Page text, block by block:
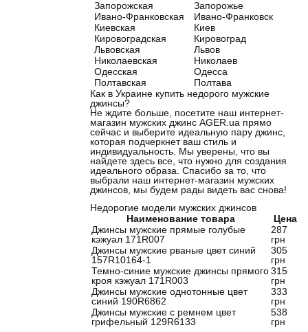
Запорожская
Запорожье
Ивано-Франковская
Ивано-Франковск
Киевская
Киев
Кировоградская
Кировоград
Львовская
Львов
Николаевская
Николаев
Одесская
Одесса
Полтавская
Полтава
Как в Украине купить недорого мужские
джинсы?
Не ждите больше, посетите наш интернет-
магазин мужских джинс AGER.ua прямо
сейчас и выберите идеальную пару джинс,
которая подчеркнет ваш стиль и
индивидуальность. Мы уверены, что вы
найдете здесь все, что нужно для создания
идеального образа. Спасибо за то, что
выбрали наш интернет-магазин мужских
джинсов, мы будем рады видеть вас снова!
Недорогие модели мужских джинсов
Наименование товара
Цена
Джинсы мужские прямые голубые
кэжуал 171R007
287
грн
Джинсы мужские рваные цвет синий
157R10164-1
305
грн
Темно-синие мужские джинсы прямого
кроя кэжуал 171R003
315
грн
Джинсы мужские однотонные цвет
синий 190R6862
333
грн
Джинсы мужские с ремнем цвет
грифельный 129R6133
538
грн